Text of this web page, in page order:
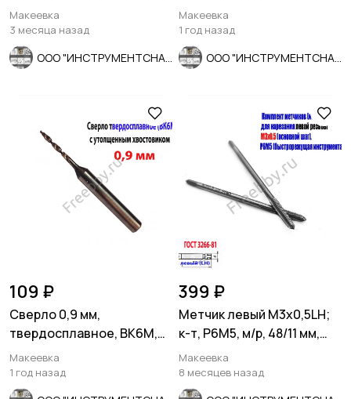
мм, мелкий шаг, СССР
Макеевка
3 месяца назад
шаг, ГОСТ 9740-71.
Макеевка
1 год назад
109 ₽
Сверло 0,9 мм,
твердосплавное, ВК6М,
монолитное, 30/6 мм,
утол. хв.
Макеевка
1 год назад
399 ₽
Метчик левый М3х0,5LH;
к-т, Р6М5, м/р, 48/11 мм,
основной шаг, ГОСТ.
Макеевка
8 месяцев назад